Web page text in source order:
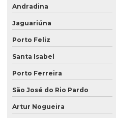
Saco valvulado rafia transparente
Saco valvulado para sal
Saco valvulado para textura
Saco valvulado topo
Saco valvulado15 kg
Sacos para congelados
Sacos kraft
Andradina
Jaguariúna
Porto Feliz
Santa Isabel
Porto Ferreira
São José do Rio Pardo
Artur Nogueira